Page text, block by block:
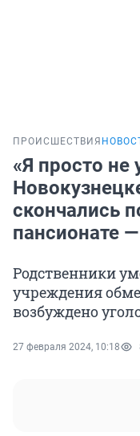
ПРОИСШЕСТВИЯ
«Я просто не
скончались
пансионате
Родственники
учреждения
возбуждено
27 февраля 2024, 10:18